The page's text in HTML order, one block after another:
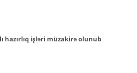
hazırlıq işləri müzakirə olunub